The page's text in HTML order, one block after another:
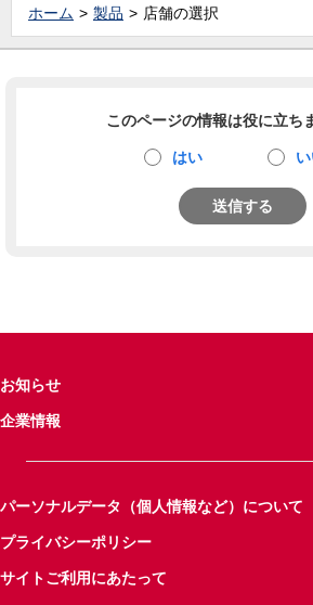
ホーム 製品 店舗の選択
このページの情報は役に立ち
はい い
送信する
お知らせ
企業情報
パーソナルデータ（個人情報など）について
プライバシーポリシー
サイトご利用にあたって